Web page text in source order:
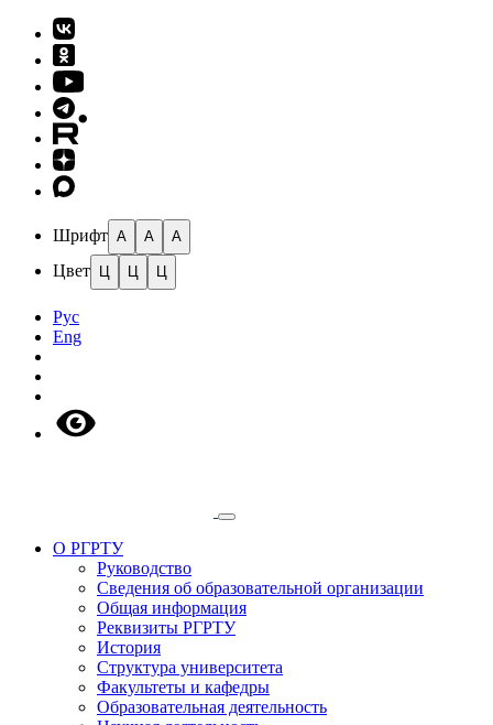
Шрифт A A A
Цвет Ц Ц Ц
Рус
Eng
О РГРТУ
Руководство
Сведения об образовательной организации
Общая информация
Реквизиты РГРТУ
История
Структура университета
Факультеты и кафедры
Образовательная деятельность